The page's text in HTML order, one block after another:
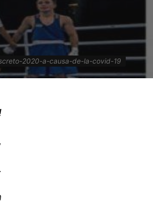
2020-a-causa-de-la-covid-19